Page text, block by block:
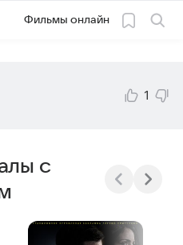
Фильмы онлайн
1
с